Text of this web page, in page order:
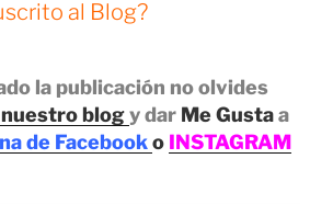
al Blog?
la publicación no olvides
blogy dar Me Gustaa
de Facebooko INSTAGRAM